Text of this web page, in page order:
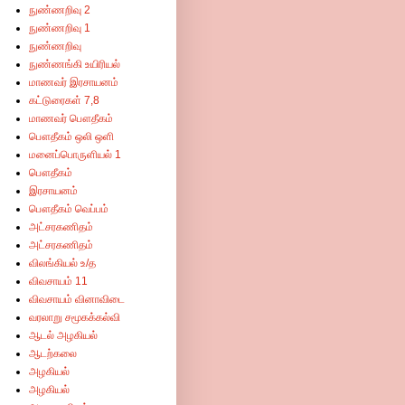
ஒரே இணையம்-இங்குள்ள விளம்பரங்களில் கிளிக் செய்து விட்டு சென்றால்
நுண்ணறிவு 2
நுண்ணறிவு 1
நுண்ணறிவு
நுண்ணங்கி உயிரியல்
மாணவர் இரசாயனம்
கட்டுரைகள் 7,8
மாணவர் பௌதீகம்
பௌதீகம் ஒலி ஒளி
மனைப்பொருளியல் 1
பௌதீகம்
இரசாயனம்
பௌதீகம் வெப்பம்
அட்சரகணிதம்
அட்சரகணிதம்
விலங்கியல் உ/த
விவசாயம் 11
விவசாயம் வினாவிடை
வரலாறு சமூகக்கல்வி
ஆடல் அழகியல்
ஆடற்கலை
அழகியல்
அழகியல்